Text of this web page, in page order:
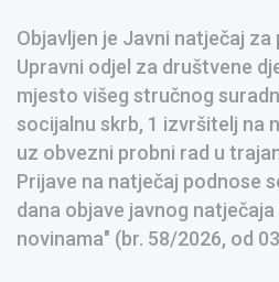
Objavljen je Javni natječaj za
Upravni odjel za društvene
mjesto višeg stručnog
socijalnu skrb, 1 izvršitelj na
uz obvezni probni rad u
Prijave na natječaj podnose
dana objave javnog natječaja
novinama" (br. 58/2026, od